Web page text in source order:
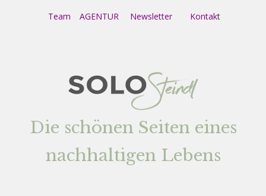
Team AGENTUR Newsletter Kontakt
Die schönen Seiten eines
nachhaltigen Lebens